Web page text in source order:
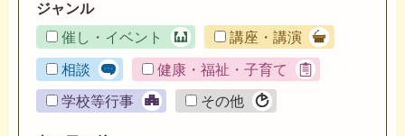
ジャンル
催し・イベント
講座・講演
相談 健康・福祉・子育て
学校等行事 その他